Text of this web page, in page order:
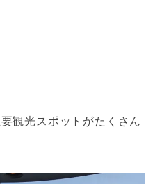
観光スポットがたくさん